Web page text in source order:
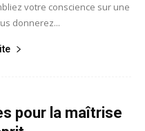
votre conscience sur une
donnerez...
pour la maîtrise